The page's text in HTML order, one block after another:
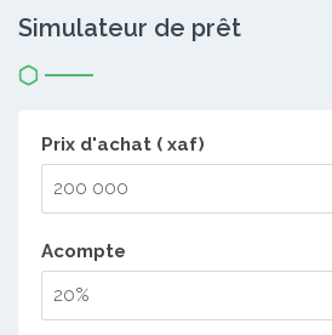
Simulateur de prêt
Prix d'achat ( xaf)
Acompte